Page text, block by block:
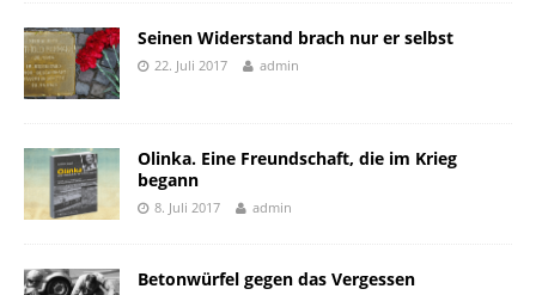
Seinen Widerstand brach nur er selbst
22. Juli 2017 admin
Olinka. Eine Freundschaft, die im Krieg
begann
8. Juli 2017 admin
Betonwürfel gegen das Vergessen